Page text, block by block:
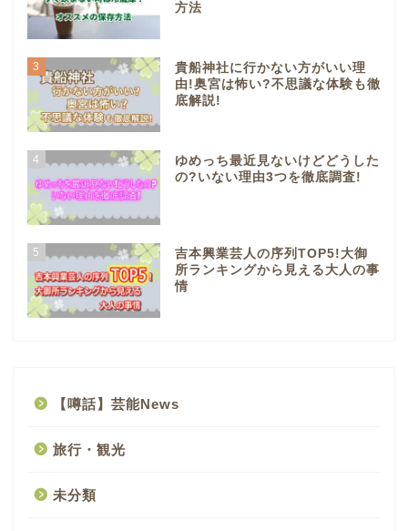
方法
3
貴船神社に行かない方がいい理
由!奥宮は怖い?不思議な体験も徹
底解説!
4
ゆめっち最近見ないけどどうした
の?いない理由3つを徹底調査!
5
吉本興業芸人の序列TOP5!大御
所ランキングから見える大人の事
情
【噂話】芸能News
旅行・観光
未分類